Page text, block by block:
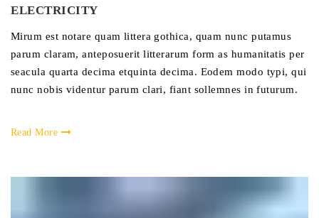
ELECTRICITY
Mirum est notare quam littera gothica, quam nunc putamus
parum claram, anteposuerit litterarum form as humanitatis per
seacula quarta decima etquinta decima. Eodem modo typi, qui
nunc nobis videntur parum clari, fiant sollemnes in futurum.
Read More